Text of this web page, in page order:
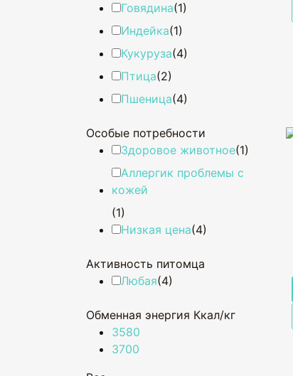
Говядина(1)
Индейка(1)
Кукуруза(4)
Птица(2)
Пшеница(4)
Особые потребности
Здоровое животное(1)
Аллергик проблемы с
кожей
(1)
Низкая цена(4)
Активность питомца
Любая(4)
Обменная энергия Ккал/кг
3580
3700